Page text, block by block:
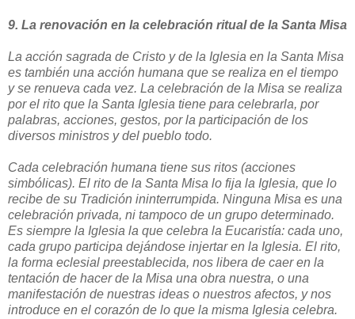
9. La renovación en la celebración ritual de la Santa Misa
La acción sagrada de Cristo y de la Iglesia en la Santa Misa
es también una acción humana que se realiza en el tiempo
y se renueva cada vez. La celebración de la Misa se realiza
por el rito que la Santa Iglesia tiene para celebrarla, por
palabras, acciones, gestos, por la participación de los
diversos ministros y del pueblo todo.
Cada celebración humana tiene sus ritos (acciones
simbólicas). El rito de la Santa Misa lo fija la Iglesia, que lo
recibe de su Tradición ininterrumpida. Ninguna Misa es una
celebración privada, ni tampoco de un grupo determinado.
Es siempre la Iglesia la que celebra la Eucaristía: cada uno,
cada grupo participa dejándose injertar en la Iglesia. El rito,
la forma eclesial preestablecida, nos libera de caer en la
tentación de hacer de la Misa una obra nuestra, o una
manifestación de nuestras ideas o nuestros afectos, y nos
introduce en el corazón de lo que la misma Iglesia celebra.